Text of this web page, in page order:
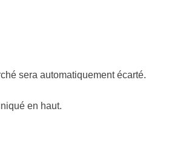
sera automatiquement écarté.
en haut.